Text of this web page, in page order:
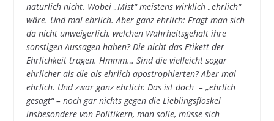
natürlich nicht. Wobei „Mist“ meistens wirklich „ehrlich“
wäre. Und mal ehrlich. Aber ganz ehrlich: Fragt man sich
da nicht unweigerlich, welchen Wahrheitsgehalt ihre
sonstigen Aussagen haben? Die nicht das Etikett der
Ehrlichkeit tragen. Hmmm… Sind die vielleicht sogar
ehrlicher als die als ehrlich apostrophierten? Aber mal
ehrlich. Und zwar ganz ehrlich: Das ist doch – „ehrlich
gesagt“ – noch gar nichts gegen die Lieblingsfloskel
insbesondere von Politikern, man solle, müsse sich